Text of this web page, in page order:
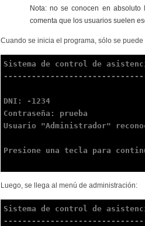
Nota: no se conocen en
comenta que los usuarios suelen
Cuando se inicia el programa, sólo se
Sistema de control de
DNI: -1234
Contraseña: prueba
Usuario "Administrador"
Presione una tecla para
Luego, se llega al menú de administración:
Sistema de control de